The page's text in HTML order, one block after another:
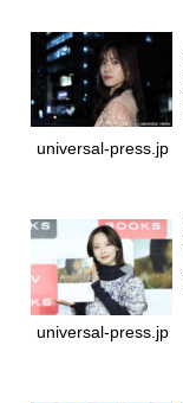
universal-press.jp
universal-press.jp